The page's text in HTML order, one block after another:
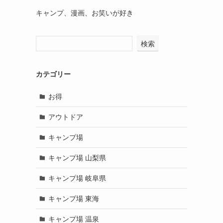
キャンプ、漫画、お笑いが好き
検索
カテゴリー
お得
アウトドア
キャンプ場
キャンプ場 山梨県
キャンプ場 岐阜県
キャンプ場 東海
キャンプ場 温泉